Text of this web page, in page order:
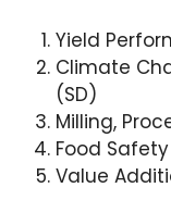
Yield
Climate
(SD)
Milling,
Food
Value